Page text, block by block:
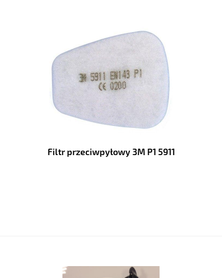
OCHRONA OCZU I TWARZY
OCHRONA DRÓG ODDECHOWYCH
OCHRONA NA WYSOKOŚCI
OCHRONA PRZECIWPOŻAROWA
Filtr przeciwpyłowy 3M P1 5911